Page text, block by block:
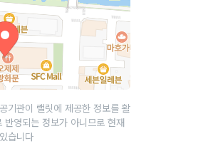
기관이 랠릿에 제공한 정보를 활
영되는 정보가 아니므로 현재
습니다